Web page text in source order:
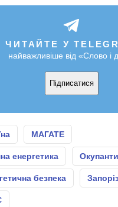
ЧИТАЙТЕ У
найважливіше від «Слово і
Підписатися
МАГАТЕ
енергетика Окупанти
безпека